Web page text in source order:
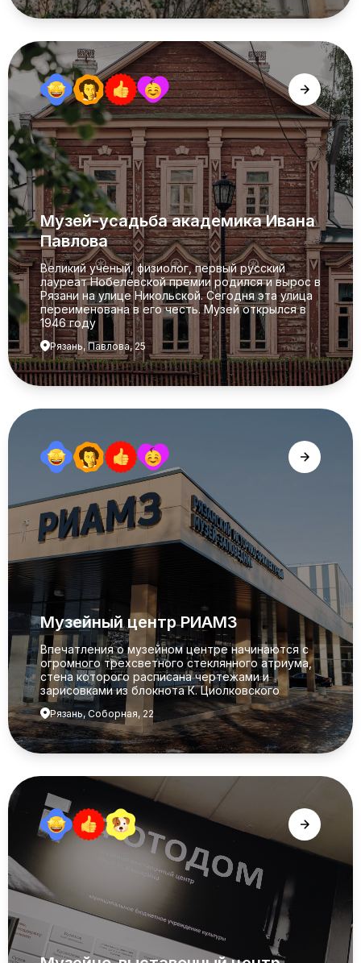
Музей-усадьба академика Ивана
Павлова
Великий ученый, физиолог, первый русский
лауреат Нобелевской премии родился и вырос в
Рязани на улице Никольской. Сегодня эта улица
переименована в его честь. Музей открылся в
1946 году
Рязань, Павлова, 25
Музейный центр РИАМЗ
Впечатления о музейном центре начинаются с
огромного трехсветного стеклянного атриума,
стена которого расписана чертежами и
зарисовками из блокнота К. Циолковского
Рязань, Соборная, 22